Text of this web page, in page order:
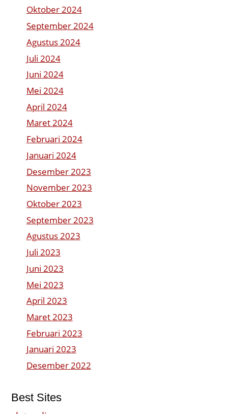
Oktober 2024
September 2024
Agustus 2024
Juli 2024
Juni 2024
Mei 2024
April 2024
Maret 2024
Februari 2024
Januari 2024
Desember 2023
November 2023
Oktober 2023
September 2023
Agustus 2023
Juli 2023
Juni 2023
Mei 2023
April 2023
Maret 2023
Februari 2023
Januari 2023
Desember 2022
Best Sites